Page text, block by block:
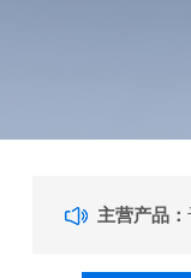
主营产品：